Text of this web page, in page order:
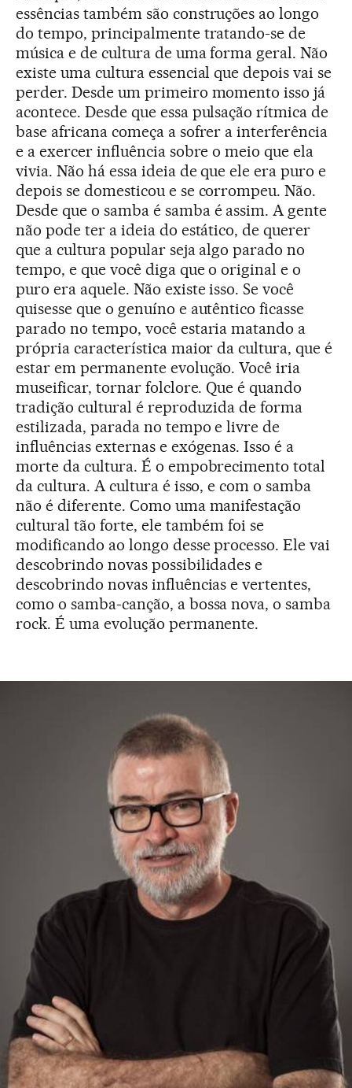
essências também são construções ao longo
do tempo, principalmente tratando-se de
música e de cultura de uma forma geral. Não
existe uma cultura essencial que depois vai se
perder. Desde um primeiro momento isso já
acontece. Desde que essa pulsação rítmica de
base africana começa a sofrer a interferência
e a exercer influência sobre o meio que ela
vivia. Não há essa ideia de que ele era puro e
depois se domesticou e se corrompeu. Não.
Desde que o samba é samba é assim. A gente
não pode ter a ideia do estático, de querer
que a cultura popular seja algo parado no
tempo, e que você diga que o original e o
puro era aquele. Não existe isso. Se você
quisesse que o genuíno e autêntico ficasse
parado no tempo, você estaria matando a
própria característica maior da cultura, que é
estar em permanente evolução. Você iria
museificar, tornar folclore. Que é quando
tradição cultural é reproduzida de forma
estilizada, parada no tempo e livre de
influências externas e exógenas. Isso é a
morte da cultura. É o empobrecimento total
da cultura. A cultura é isso, e com o samba
não é diferente. Como uma manifestação
cultural tão forte, ele também foi se
modificando ao longo desse processo. Ele vai
descobrindo novas possibilidades e
descobrindo novas influências e vertentes,
como o samba-canção, a bossa nova, o samba
rock. É uma evolução permanente.